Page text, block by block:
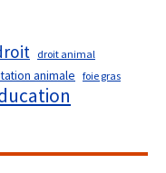
droit animal
animale foie gras